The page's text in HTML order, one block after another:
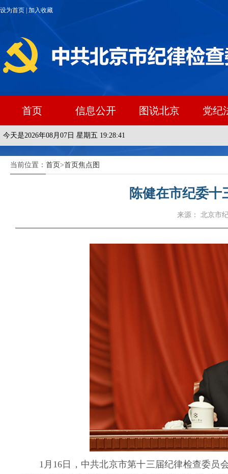
设为首页 加入收藏
首页 信息公开 图说北京 党纪
今天是2026年08月07日 星期五 19:28:41
当前位置： 首页>首页焦点图
陈健在市纪委十
来源： 北京市
1 月 16日，中共北京市第十三届纪律检查委员